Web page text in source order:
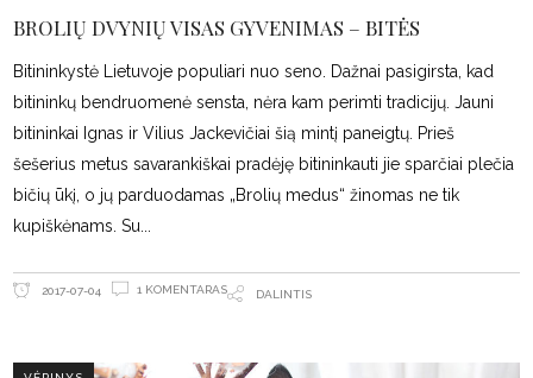
BROLIŲ DVYNIŲ VISAS GYVENIMAS – BITĖS
Bitininkystė Lietuvoje populiari nuo seno. Dažnai pasigirsta, kad
bitininkų bendruomenė sensta, nėra kam perimti tradicijų. Jauni
bitininkai Ignas ir Vilius Jackevičiai šią mintį paneigtų. Prieš
šešerius metus savarankiškai pradėję bitininkauti jie sparčiai plečia
bičių ūkį, o jų parduodamas „Brolių medus“ žinomas ne tik
kupiškėnams. Su
2017-07-04 1 KOMENTARAS DALINTIS